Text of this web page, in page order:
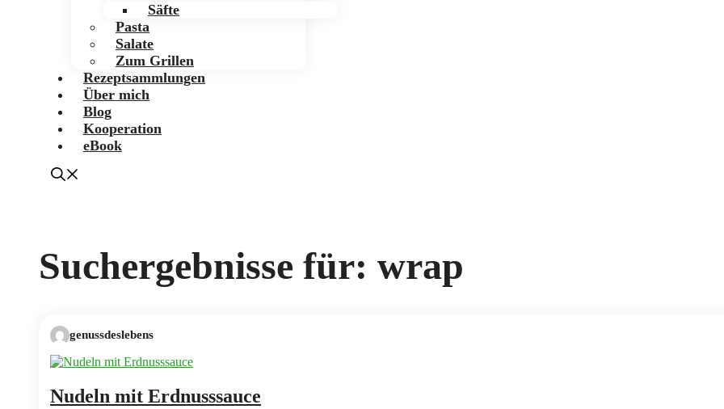
Säfte
Pasta
Salate
Zum Grillen
Rezeptsammlungen
Über mich
Blog
Kooperation
eBook
Suchergebnisse für: wrap
genussdeslebens
Nudeln mit Erdnusssauce